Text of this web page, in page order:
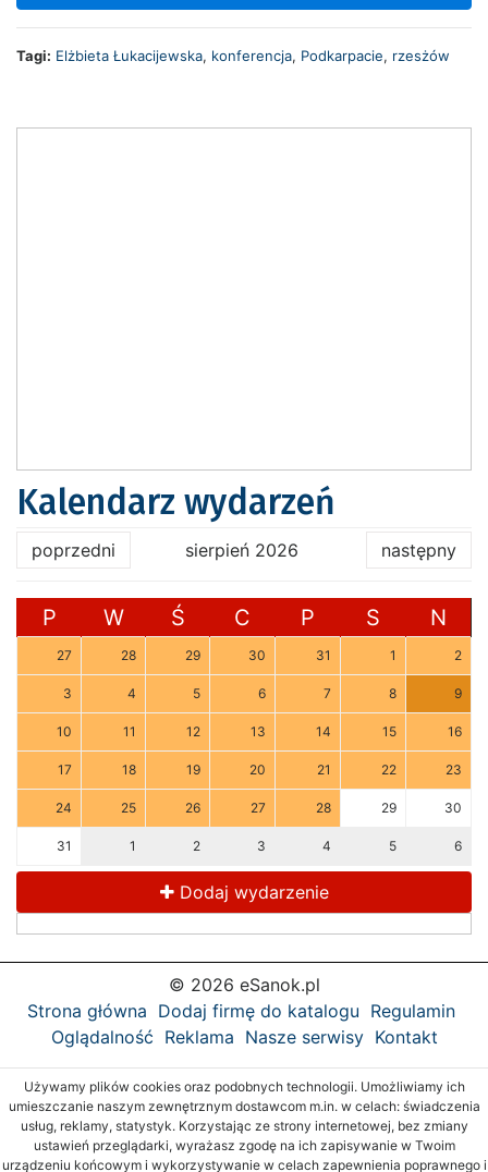
Tagi: Elżbieta Łukacijewska, konferencja, Podkarpacie, rzesżów
Kalendarz wydarzeń
poprzedni sierpień 2026 następny
P W Ś C P S N
27 28 29 30 31 1 2
3 4 5 6 7 8 9
10 11 12 13 14 15 16
17 18 19 20 21 22 23
24 25 26 27 28 29 30
31 1 2 3 4 5 6
Dodaj wydarzenie
© 2026 eSanok.pl
Strona główna Dodaj firmę do katalogu Regulamin
Oglądalność Reklama Nasze serwisy Kontakt
Używamy plików cookies oraz podobnych technologii. Umożliwiamy ich
umieszczanie naszym zewnętrznym dostawcom m.in. w celach: świadczenia
usług, reklamy, statystyk. Korzystając ze strony internetowej, bez zmiany
ustawień przeglądarki, wyrażasz zgodę na ich zapisywanie w Twoim
urządzeniu końcowym i wykorzystywanie w celach zapewnienia poprawnego i